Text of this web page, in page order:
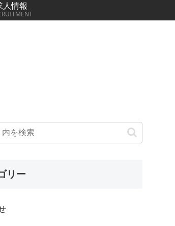
人情報
リー